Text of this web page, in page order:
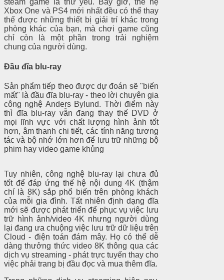
steam game là thứ yếu. Bây giờ, thế hệ
Xbox One và PS4 mới nhất đều có thể thay
thế được những thiết bị giải trí khác trong
phòng khác của bạn, mà chơi game cũng
chỉ còn là một phần trong trải nghiệm
chung của người dùng.
Đầu đĩa blu-ray
Sản phẩm tiếp theo được dự đoán sẽ "biến
mất" là đầu đĩa blu-ray - theo lời chuyên gia
công nghệ Anders Bylund. Thời điểm này
thì đĩa blu-ray vẫn đang thay thế DVD ở
mọi lĩnh vực với chất lượng hình ảnh tốt
hơn, âm thanh chi tiết, các tính năng tương
tác và bộ nhớ lớn hơn để lưu trữ những bộ
phim hay video game khủng
Tuy nhiên, công nghệ blu-ray lại chưa đủ
tốt để đáp ứng thế hệ nội dung 4K (thậm
chí là 8K) sắp phổ biến trên phòng khách
của mỗi gia đình. Tất nhiên định dạng đĩa
mới sẽ được phát triển để phục vụ việc lưu
trữ hình ảnh/video 4K nhưng người dùng
lại đang ưa chuộng việc lưu trữ dữ liệu trên
Cloud - điện toán đám mây. Họ có thể dễ
dàng thưởng thức video 8K thông qua các
dịch vụ streaming - phát trực tuyến thay cho
việc phải trang bị đầu đọc và mua thêm đĩa.